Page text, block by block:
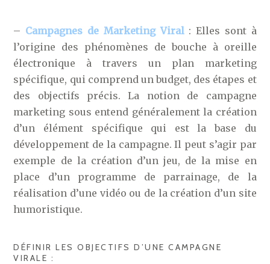
– Campagnes de Marketing Viral: Elles sont à
l’origine des phénomènes de bouche à oreille
électronique à travers un plan marketing
spécifique, qui comprend un budget, des étapes et
des objectifs précis. La notion de campagne
marketing sous entend généralement la création
d’un élément spécifique qui est la base du
développement de la campagne. Il peut s’agir par
exemple de la création d’un jeu, de la mise en
place d’un programme de parrainage, de la
réalisation d’une vidéo ou de la création d’un site
humoristique.
DÉFINIR LES OBJECTIFS D’UNE CAMPAGNE
VIRALE :